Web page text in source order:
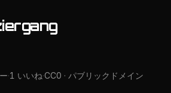
·1 いいね·CC0 · パブリックドメイン